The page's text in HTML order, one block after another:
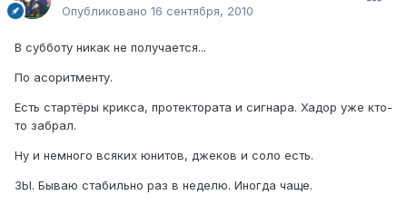
Опубликовано 16 сентября, 2010
В субботу никак не получается...
По асоритменту.
Есть стартёры крикса, протектората и сигнара. Хадор уже кто-
то забрал.
Ну и немного всяких юнитов, джеков и соло есть.
ЗЫ. Бываю стабильно раз в неделю. Иногда чаще.